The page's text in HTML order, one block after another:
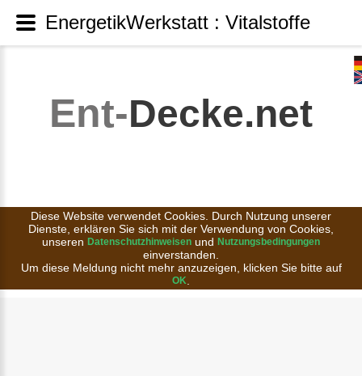
Ent-Decke.net
Diese Website verwendet Cookies. Durch Nutzung unserer
Dienste, erklären Sie sich mit der Verwendung von Cookies,
unseren Datenschutzhinweisen und Nutzungsbedingungen
einverstanden.
Um diese Meldung nicht mehr anzuzeigen, klicken Sie bitte auf
OK
EnergetikWerkstatt : Vitalstoffe